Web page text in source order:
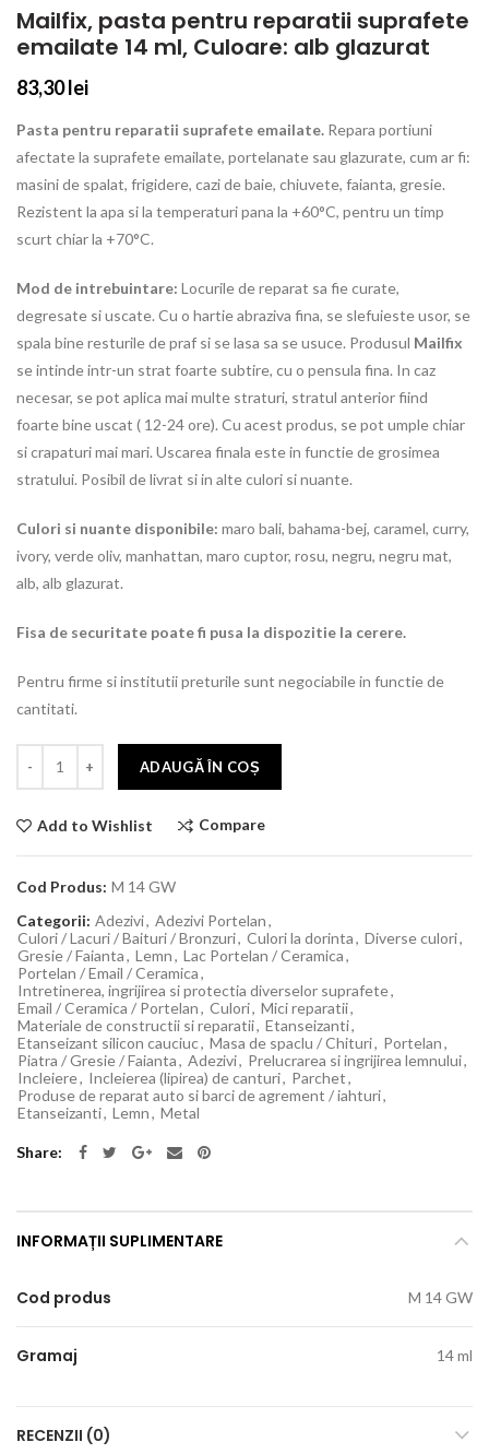
Mailfix, pasta pentru reparatii suprafete
emailate 14 ml, Culoare: alb glazurat
83,30lei
Pasta pentru reparatii suprafete emailate. Repara portiuni
afectate la suprafete emailate, portelanate sau glazurate, cum ar fi:
masini de spalat, frigidere, cazi de baie, chiuvete, faianta, gresie.
Rezistent la apa si la temperaturi pana la +60°C, pentru un timp
scurt chiar la +70°C.
Mod de intrebuintare: Locurile de reparat sa fie curate,
degresate si uscate. Cu o hartie abraziva fina, se slefuieste usor, se
spala bine resturile de praf si se lasa sa se usuce. Produsul Mailfix
se intinde intr-un strat foarte subtire, cu o pensula fina. In caz
necesar, se pot aplica mai multe straturi, stratul anterior fiind
foarte bine uscat ( 12-24 ore). Cu acest produs, se pot umple chiar
si crapaturi mai mari. Uscarea finala este in functie de grosimea
stratului. Posibil de livrat si in alte culori si nuante.
Culori si nuante disponibile: maro bali, bahama-bej, caramel, curry,
ivory, verde oliv, manhattan, maro cuptor, rosu, negru, negru mat,
alb, alb glazurat.
Fisa de securitate poate fi pusa la dispozitie la cerere.
Pentru firme si institutii preturile sunt negociabile in functie de
cantitati.
ADAUGĂ ÎN COȘ
Add to Wishlist Compare
Cod Produs: M 14 GW
Categorii: Adezivi, Adezivi Portelan,
Culori / Lacuri / Baituri / Bronzuri, Culori la dorinta, Diverse culori,
Gresie / Faianta, Lemn, Lac Portelan / Ceramica,
Portelan / Email / Ceramica,
Intretinerea, ingrijirea si protectia diverselor suprafete,
Email / Ceramica / Portelan, Culori, Mici reparatii,
Materiale de constructii si reparatii, Etanseizanti,
Etanseizant silicon cauciuc, Masa de spaclu / Chituri, Portelan,
Piatra / Gresie / Faianta, Adezivi, Prelucrarea si ingrijirea lemnului,
Incleiere, Incleierea (lipirea) de canturi, Parchet,
Produse de reparat auto si barci de agrement / iahturi,
Etanseizanti, Lemn, Metal
Share
INFORMAȚII SUPLIMENTARE
Cod produs M 14 GW
Gramaj 14 ml
RECENZII (0)